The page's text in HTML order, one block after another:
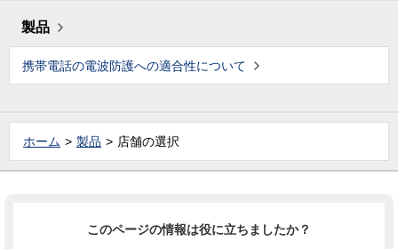
製品
携帯電話の電波防護への適合性について
ホーム 製品 店舗の選択
このページの情報は役に立ちましたか？